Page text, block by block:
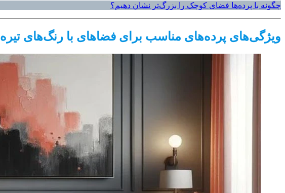
چگونه با پرده‌ها فضای کوچک را بزرگ‌تر نشان دهیم؟
ویژگی‌های پرده‌های مناسب برای فضاهای با رنگ‌های تیره